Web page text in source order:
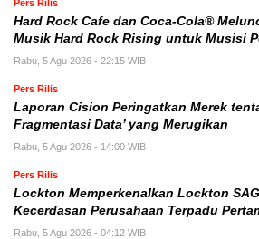
Pers Rilis
Hard Rock Cafe dan Coca-Cola®
Musik Hard Rock Rising untuk Musisi
Rabu, 5 Agu 2026 - 22:15 WIB
Pers Rilis
Laporan Cision Peringatkan Merek
Fragmentasi Data’ yang Merugikan
Rabu, 5 Agu 2026 - 14:00 WIB
Pers Rilis
Lockton Memperkenalkan Lockton
Kecerdasan Perusahaan Terpadu
Rabu, 5 Agu 2026 - 04:12 WIB